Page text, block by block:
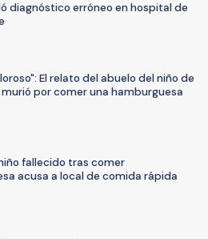
diagnóstico erróneo en hospital de
El relato del abuelo del niño de
por comer una hamburguesa
fallecido tras comer
acusa a local de comida rápida